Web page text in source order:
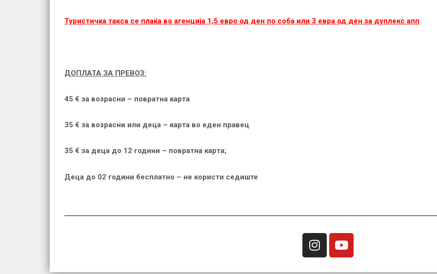
Туристичка такса се плаќа во агенција 1,5 евро од ден по соба или 3 евра од ден за дуплекс апп
ДОПЛАТА ЗА ПРЕВОЗ:
45 € за возрасни – повратна карта
35 € за возрасни или деца – карта во еден правец
35 € за деца до 12 години – повратна карта;
Деца до 02 години бесплатно – не користи седиште